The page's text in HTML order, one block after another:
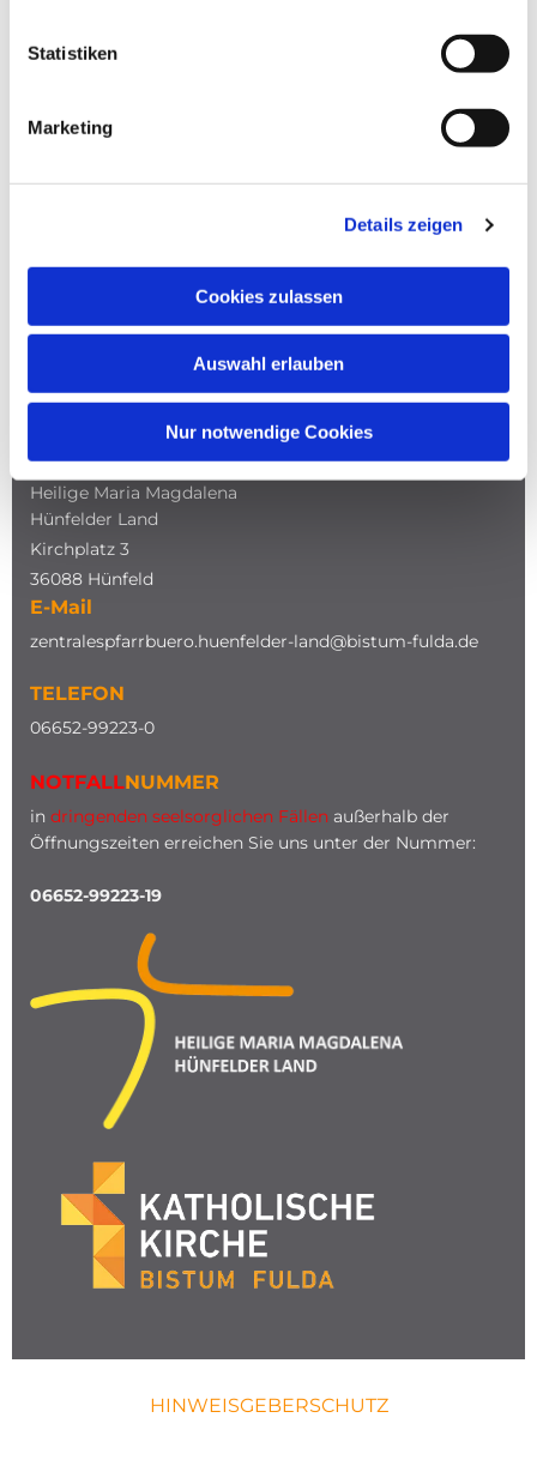
Statistiken
Marketing
Details zeigen
Cookies zulassen
Auswahl erlauben
Nur notwendige Cookies
NAVIGATION
Katholische Kirche
Heilige Maria Magdalena
Hünfelder Land
Kirchplatz 3
36088 Hünfeld
E-Mail
zentralespfarrbuero.huenfelder-land@bistum-fulda.de
TELEFON
06652-99223-0
NOTFALLNUMMER
in dringenden seelsorglichen Fällen außerhalb der
Öffnungszeiten erreichen Sie uns unter der Nummer:
06652-99223-19
HINWEISGEBERSCHUTZ